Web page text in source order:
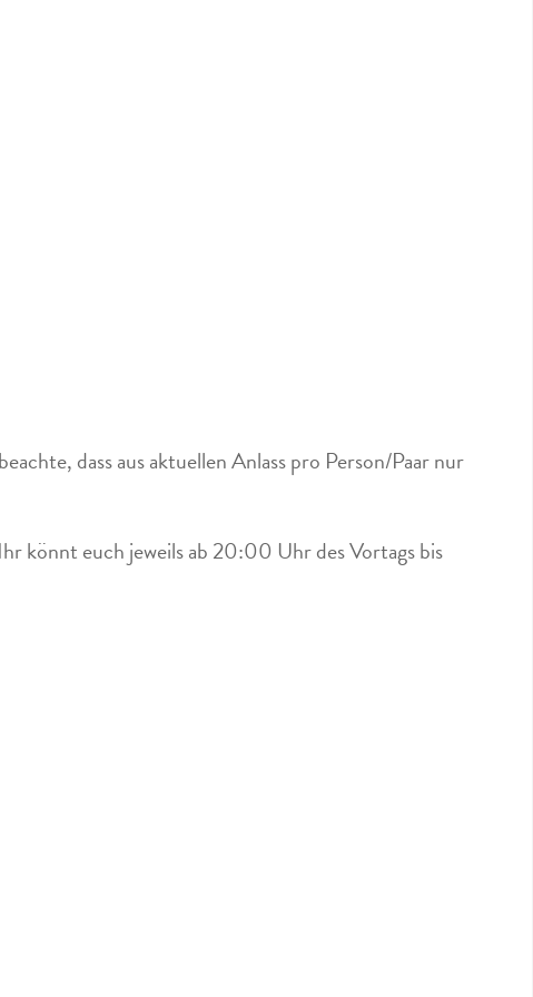
dass aus aktuellen Anlass pro Person/Paar nur
könnt euch jeweils ab 20:00 Uhr des Vortags bis